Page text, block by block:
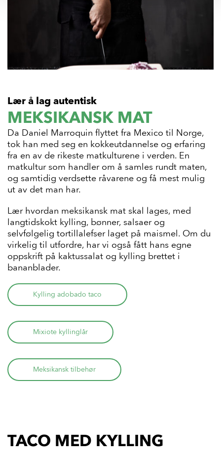
Lær å lag autentisk
MEKSIKANSK MAT
Da Daniel Marroquin flyttet fra Mexico til Norge,
tok han med seg en kokkeutdannelse og erfaring
fra en av de rikeste matkulturene i verden. En
matkultur som handler om å samles rundt maten,
og samtidig verdsette råvarene og få mest mulig
ut av det man har.
Lær hvordan meksikansk mat skal lages, med
langtidskokt kylling, bønner, salsaer og
selvfølgelig tortillalefser laget på maismel. Om du
virkelig til utfordre, har vi også fått hans egne
oppskrift på kaktussalat og kylling brettet i
bananblader.
Kylling adobado taco
Mixiote kyllinglår
Meksikansk tilbehør
TACO MED KYLLING